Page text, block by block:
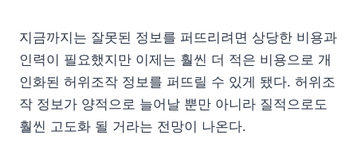
지금까지는 잘못된 정보를 퍼뜨리려면 상당한 비용과
인력이 필요했지만 이제는 훨씬 더 적은 비용으로 개
인화된 허위조작 정보를 퍼뜨릴 수 있게 됐다. 허위조
작 정보가 양적으로 늘어날 뿐만 아니라 질적으로도
훨씬 고도화 될 거라는 전망이 나온다.